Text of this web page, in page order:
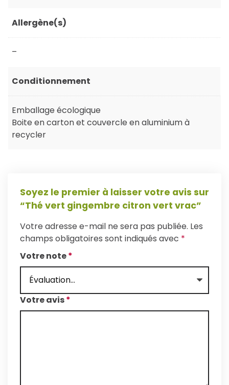
Allergène(s)
–
Conditionnement
Emballage écologique
Boite en carton et couvercle en aluminium à
recycler
Soyez le premier à laisser votre avis sur
“Thé vert gingembre citron vert vrac”
Votre adresse e-mail ne sera pas publiée. Les
champs obligatoires sont indiqués avec *
Votre note*
Votre avis*